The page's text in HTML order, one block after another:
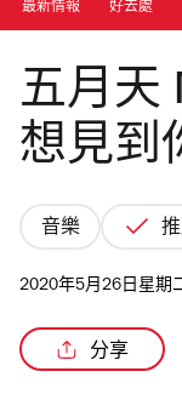
最新情報 好去處
Photograph:
五月天
想見到
音樂
2020年5月26日星期
分享